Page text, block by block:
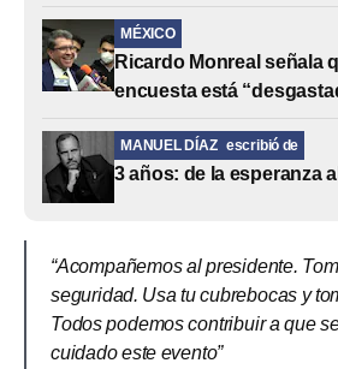
MÉXICO
Ricardo Monreal señala
encuesta está
MANUEL DÍAZ escribió de
3 años: de la esperanza
“Acompañemos al presidente.
seguridad. Usa tu cubrebocas y
Todos podemos contribuir a que
cuidado este evento”